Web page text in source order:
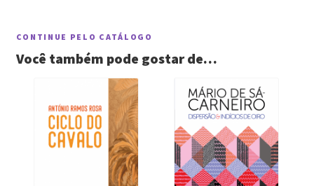
CONTINUE PELO CATÁLOGO
Você também pode gostar de…